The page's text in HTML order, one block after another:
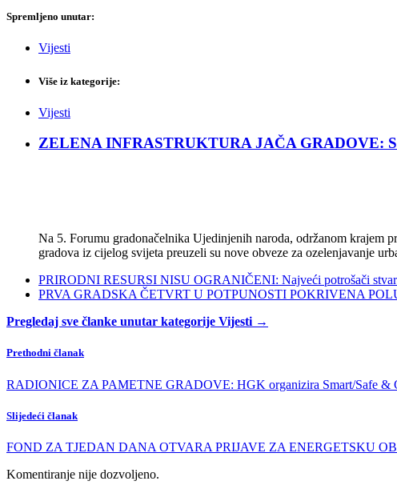
Spremljeno unutar:
Vijesti
Više iz kategorije:
Vijesti
ZELENA INFRASTRUKTURA JAČA GRADOVE:
Na 5. Forumu gradonačelnika Ujedinjenih naroda, održanom krajem
gradova iz cijelog svijeta preuzeli su nove obveze za ozelenjavanje
PRIRODNI RESURSI NISU OGRANIČENI: Najveći potrošači
PRVA GRADSKA ČETVRT U POTPUNOSTI POKRIVENA
Pregledaj sve članke unutar kategorije Vijesti →
Prethodni članak
RADIONICE ZA PAMETNE GRADOVE: HGK organizira Smart/Safe &
Slijedeći članak
FOND ZA TJEDAN DANA OTVARA PRIJAVE ZA ENERGETSKU
Komentiranje nije dozvoljeno.